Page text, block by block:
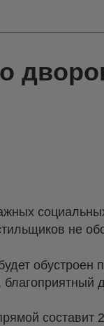
не
составит